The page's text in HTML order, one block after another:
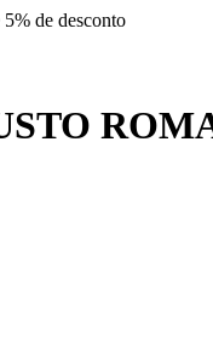
de desconto